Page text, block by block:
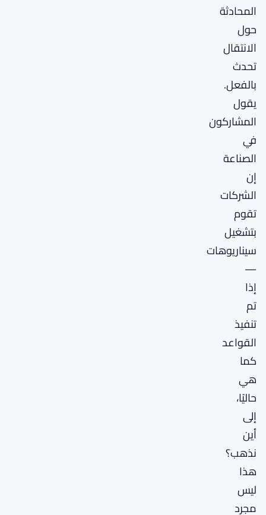
المحادثة
حول
الانتقال
تحدث
بالفعل.
يقول
المشاركون
في
الصناعة
إن
الشركات
تقوم
بتشغيل
سيناريوهات
—
إذا
تم
تنفيذ
القواعد
كما
هي
حاليًا،
إلى
أين
نذهب؟
هذا
ليس
مجرد